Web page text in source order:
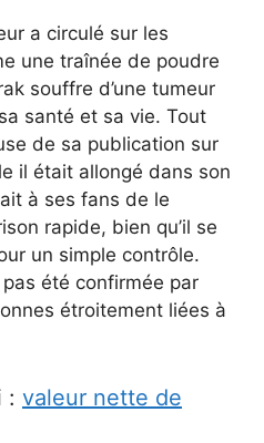
a circulé sur les
une traînée de poudre
souffre d’une tumeur
santé et sa vie. Tout
de sa publication sur
il était allongé dans son
à ses fans de le
rapide, bien qu’il se
un simple contrôle.
pas été confirmée par
étroitement liées à
: valeur nette de